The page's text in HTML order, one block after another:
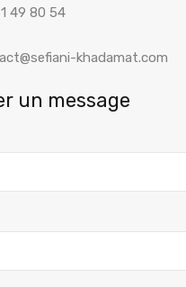
49 80 54
khadamat.com
un message